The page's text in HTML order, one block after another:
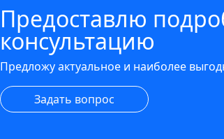
Предоставлю
консультацию
Предложу актуальное и наиболее
Задать вопрос